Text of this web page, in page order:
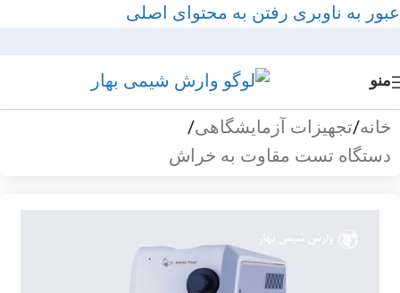
عبور به ناوبری رفتن به محتوای اصلی
منو
خانه/تجهیزات آزمایشگاهی/
دستگاه تست مقاوت به خراش